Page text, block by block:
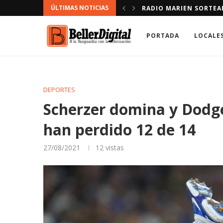
ÚLTIMAS NOTICIAS DEFENSOR DEL
PORTADA
DEPORTES
Scherzer domina y
han perdido 12 de 14
27/08/2021 12 vistas